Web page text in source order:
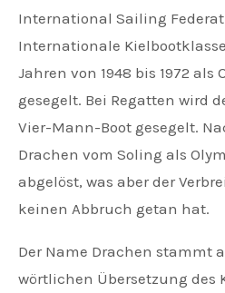
International Sailing
Internationale
Jahren von 1948 bis 1972 als
gesegelt. Bei Regatten wird
Vier-Mann-Boot gesegelt.
Drachen vom Soling als
abgelöst, was aber der
keinen Abbruch getan hat.
Der Name Drachen stammt
wörtlichen Übersetzung des